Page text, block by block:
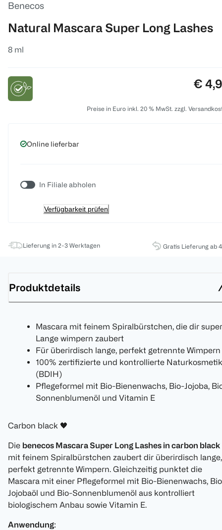
Benecos
Natural Mascara Super Long Lashes
8 ml
€
Preise in Euro inkl. 20 % MwSt. zzgl.
Online lieferbar
In Filiale abholen
Verfügbarkeit prüfen
Lieferung in 2-3 Werktagen Gratis Lieferung ab
Produktdetails
Mascara mit feinem Spiralbürstchen, die dir super
Lange wimpern zaubert
Für überirdisch lange, perfekt getrennte Wimpern
100% zertifizierte und kontrollierte Naturkosmetik
(BDIH)
Pflegeformel mit Bio-Bienenwachs, Bio-Jojoba,
Sonnenblumenöl und Vitamin E
Carbon black 🖤
Die benecos Mascara Super Long Lashes in carbon black
mit feinem Spiralbürstchen zaubert dir überirdisch lange,
perfekt getrennte Wimpern. Gleichzeitig punktet die
Mascara mit einer Pflegeformel mit Bio-Bienenwachs,
Jojobaöl und Bio-Sonnenblumenöl aus kontrolliert
biologischem Anbau sowie Vitamin E.
Anwendung: